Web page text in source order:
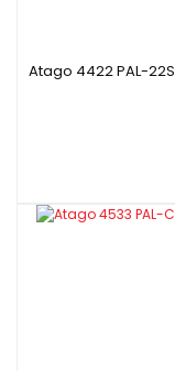
Atago 4422 PAL-